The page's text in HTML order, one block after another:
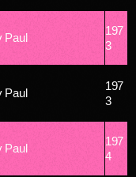
Paul
197
3
Paul
197
3
Paul
197
4